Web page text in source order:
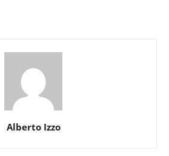
Alberto Izzo